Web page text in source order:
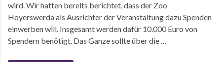
wird. Wir hatten bereits berichtet, dass der Zoo
Hoyerswerda als Ausrichter der Veranstaltung dazu Spenden
einwerben will. Insgesamt werden dafür 10.000 Euro von
Spendern benötigt. Das Ganze sollte über die …